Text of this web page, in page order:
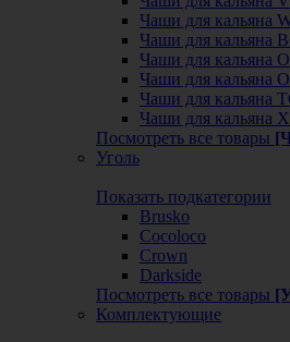
Чаши для кальяна
Чаши для кальяна
Чаши для кальяна
Чаши для кальяна
Чаши для кальяна
Чаши для кальяна
Посмотреть все товары
Уголь
Показать подкатегории
Brusko
Cocoloco
Crown
Darkside
Посмотреть все товары
Комплектующие